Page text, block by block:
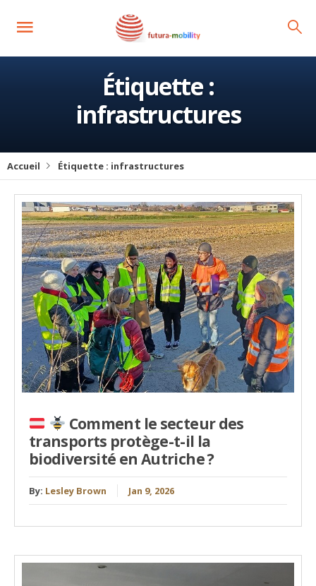
Étiquette :
infrastructures
Accueil Étiquette : infrastructures
Comment le secteur des
transports protège-t-il la
biodiversité en Autriche ?
By: Lesley Brown Jan 9, 2026